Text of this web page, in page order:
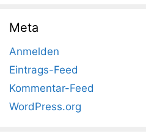
Meta
Anmelden
Eintrags-Feed
Kommentar-Feed
WordPress.org